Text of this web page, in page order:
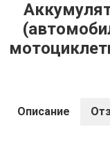
Описание